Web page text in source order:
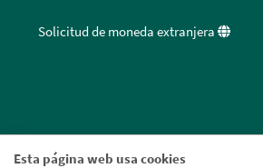
Esta página web usa cookies
Solicitud de moneda extranjera